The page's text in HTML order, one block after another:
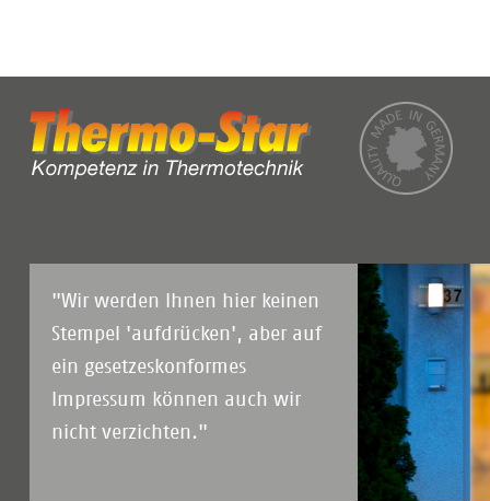
"Wir werden Ihnen hier keinen
Stempel 'aufdrücken', aber auf
ein gesetzeskonformes
Impressum können auch wir
nicht verzichten."